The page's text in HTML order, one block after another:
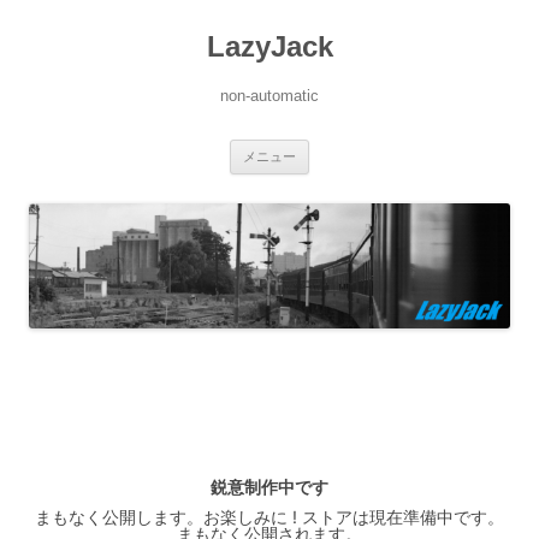
LazyJack
non-automatic
メニュー
ツ
へ
ス
キ
ッ
プ
鋭意制作中です
まもなく公開します。お楽しみに ! ストアは現在準備中です。
まもなく公開されます。